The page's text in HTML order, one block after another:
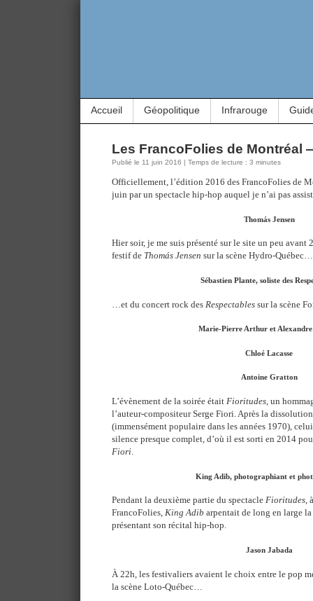
Accueil Géopolitique Infrarouge
Les FrancoFolies de Montréal
Publié le 11 juin 2016 | Temps de lecture : 3 minutes
Officiellement, l’édition 2016 des FrancoFolies de
juin par un spectacle hip-hop auquel je n’ai pas
Thomás Jensen
Hier soir, je me suis présenté sur le site un peu avant
festif de Thomás Jensen sur la scène Hydro-Québec…
Sébastien Plante, soliste des
…et du concert rock des Respectables sur la scène
Marie-Pierre Arthur et Alexandre
Chloé Lacasse
Antoine Gratton
L’évènement de la soirée était Fioritudes, un
l’auteur-compositeur Serge Fiori. Après la
(immensément populaire dans les années 1970),
silence presque complet, d’où il est sorti en 2014
Fiori.
King Adib, photographiant et
Pendant la deuxième partie du spectacle Fioritudes,
FrancoFolies, King Adib arpentait de long en large la
présentant son récital hip-hop.
Jason Jabada
À 22h, les festivaliers avaient le choix entre le pop
la scène Loto-Québec…